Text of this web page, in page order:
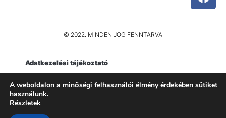
© 2022. MINDEN JOG FENNTARVA
Adatkezelési tájékoztató
Impresszum
A weboldalon a minőségi felhasználói élmény érdekében sütiket
használunk.
Részletek